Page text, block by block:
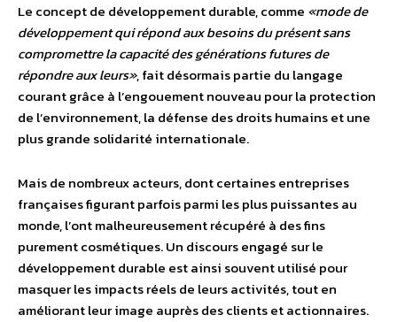
Le concept de développement durable, comme «mode de
développement qui répond aux besoins du présent sans
compromettre la capacité des générations futures de
répondre aux leurs», fait désormais partie du langage
courant grâce à l’engouement nouveau pour la protection
de l’environnement, la défense des droits humains et une
plus grande solidarité internationale.
Mais de nombreux acteurs, dont certaines entreprises
françaises figurant parfois parmi les plus puissantes au
monde, l’ont malheureusement récupéré à des fins
purement cosmétiques. Un discours engagé sur le
développement durable est ainsi souvent utilisé pour
masquer les impacts réels de leurs activités, tout en
améliorant leur image auprès des clients et actionnaires.